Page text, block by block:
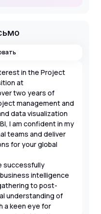
in the Project
at
two years of
management and
data visualization
I am confident in my
teams and deliver
for your global
successfully
intelligence
to post-
understanding of
a keen eye for